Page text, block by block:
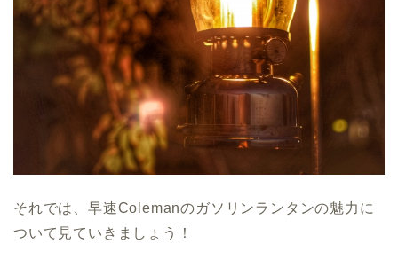
それでは、早速Colemanのガソリンランタンの魅力に
ついて見ていきましょう！